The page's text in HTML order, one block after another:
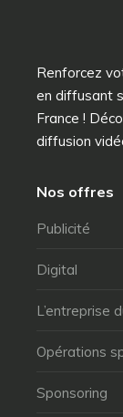
Renforcez
en diffusant
France !
diffusion
Nos offres
Publicité
Digital
L’entreprise
Opérations
Sponsoring